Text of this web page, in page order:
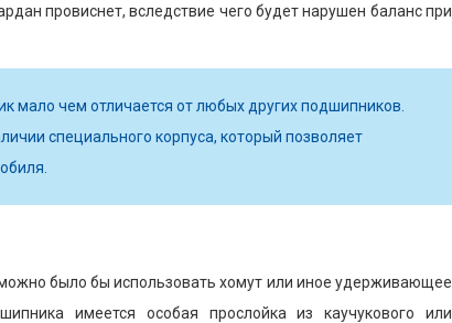
провиснет, вследствие чего будет нарушен баланс при
мало чем отличается от любых других подшипников.
специального корпуса, который позволяет
было бы использовать хомут или иное удерживающее
имеется особая прослойка из каучукового или